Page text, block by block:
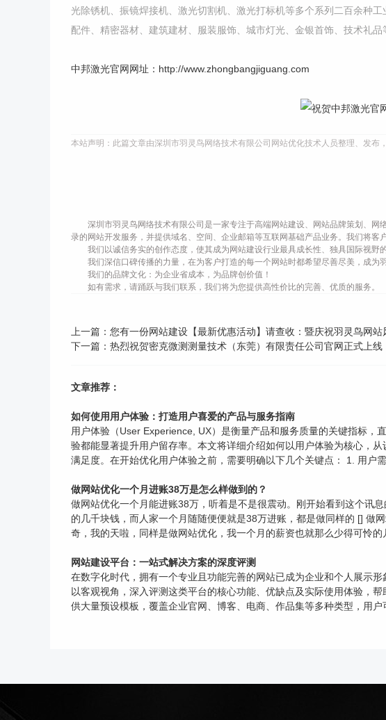
光除锈机、振镜焊接机、激光切割机、激光打标机等多个系列二百余种
配件、精密器材、建筑建材、服装服饰、城市灯光、金银首饰、技术礼品
中邦激光官网网址：http://www.zhongbangjiguang.com
本站声明：此篇文章由深圳市羽灵鸟网络技术有限公司网站优化技术人员整理、发布
深圳市羽灵鸟网络技术有限公司是一家专注于高端网站建设、网站品牌策划、
录的网站开发服务，并提供域名、空间、企业邮箱等互联网基础产品业务。我们将
我们以诚信务实的创作态度，使其成为网站建设行业最具成长性、独具国际视野
我们深信口碑传播的力量，在为客户打造的每一个网站时都希望尽善尽美，成为
我们的品牌文化：为企业省成本，为品牌创价值！
如有需求，请踊跃与我们联系，我们将为您提供高性价比的完善、优质的服务。
上一篇： 您有一份网站建设【最新优惠活动】请查收：暨庆祝羽灵鸟网
下一篇： 热烈祝贺密克微测测量技术（东莞）有限责任公司官网正式上线
文章推荐：
如何使用用户体验：打造用户喜爱的产品与服务指南
用户体验（User Experience, UX）是衡量产品和服务质量的关键指标，
验都能显著提升用户留存率。本文将详细介绍如何以用户体验为核心，
满足度。在开始优化用户体验之前，需要明确以下几个关键点： 1. 用户
做网站优化一个月进账38万是怎么样做到的？
做网站优化一个月能进账38万，听着是不是很震动。刚开始看到这个讯
的几千块钱，而人家一个月随随便便就是38万进账，都是做同样的 [] 做
奇，我的天啦，同样是做网站优化，我一个月的薪资也就那么少得可怜
网站建设平台：一站式解决方案的深度评测
在数字化时代，拥有一个专业且功能完善的网站已成为企业和个人展示
以客观视角，深入评测这类平台的核心功能、优缺点及实际使用体验，
供大量预设模板，覆盖企业官网、博客、电商、作品集等多种类型，用